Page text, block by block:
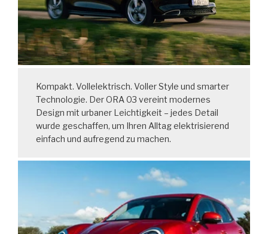
Kompakt. Vollelektrisch. Voller Style und smarter
Technologie. Der ORA 03 vereint modernes
Design mit urbaner Leichtigkeit – jedes Detail
wurde geschaffen, um Ihren Alltag elektrisierend
einfach und aufregend zu machen.